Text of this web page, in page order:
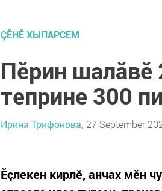
ÇӖНӖ ХЫПАРСЕМ
Пӗрин шалăвӗ
теприне 300
Ирина Трифонова, 27 September
Ӗçлекен кирлӗ, анчах мӗн